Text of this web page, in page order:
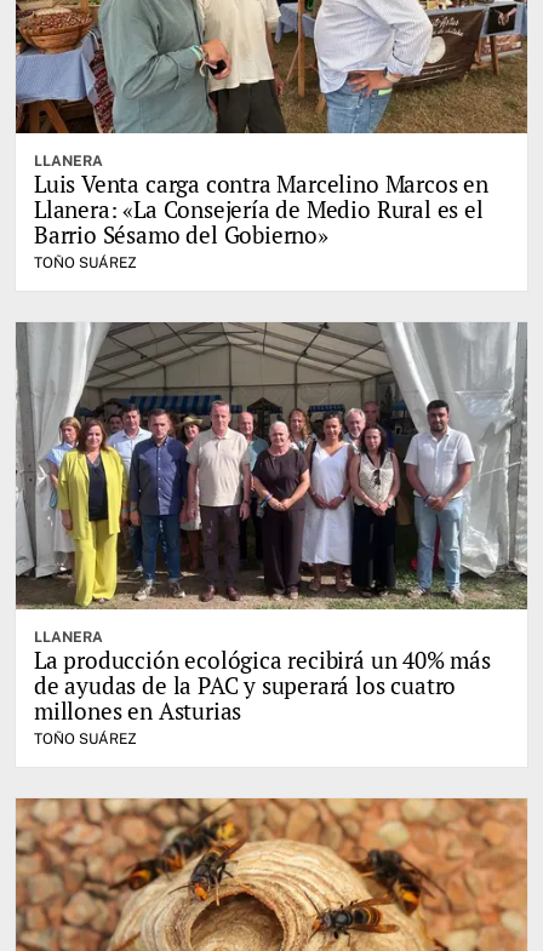
LLANERA
Luis Venta carga contra Marcelino Marcos en
Llanera: «La Consejería de Medio Rural es el
Barrio Sésamo del Gobierno»
TOÑO SUÁREZ
LLANERA
La producción ecológica recibirá un 40% más
de ayudas de la PAC y superará los cuatro
millones en Asturias
TOÑO SUÁREZ